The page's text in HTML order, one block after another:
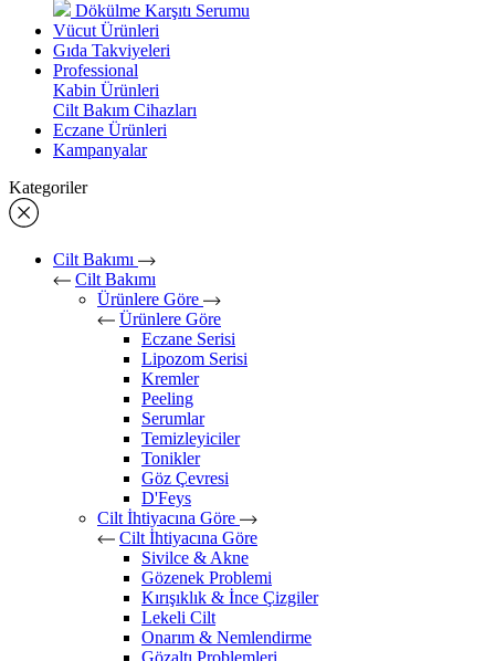
Dökülme Karşıtı Serumu
Vücut Ürünleri
Gıda Takviyeleri
Professional
Kabin Ürünleri
Cilt Bakım Cihazları
Eczane Ürünleri
Kampanyalar
Kategoriler
Cilt Bakımı
Cilt Bakımı
Ürünlere Göre
Ürünlere Göre
Eczane Serisi
Lipozom Serisi
Kremler
Peeling
Serumlar
Temizleyiciler
Tonikler
Göz Çevresi
D'Feys
Cilt İhtiyacına Göre
Cilt İhtiyacına Göre
Sivilce & Akne
Gözenek Problemi
Kırışıklık & İnce Çizgiler
Lekeli Cilt
Onarım & Nemlendirme
Gözaltı Problemleri